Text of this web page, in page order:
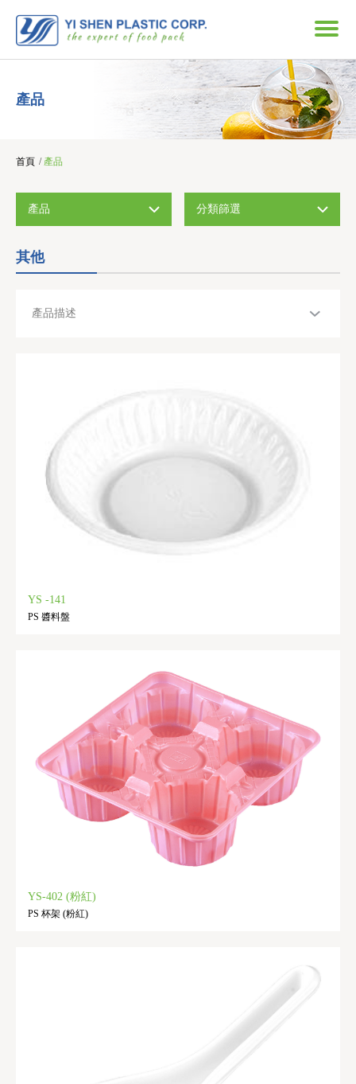
產品
首頁 / 產品
產品 分類篩選
其他
產品描述
YS -141
PS 醬料盤
YS-402 (粉紅)
PS 杯架 (粉紅)